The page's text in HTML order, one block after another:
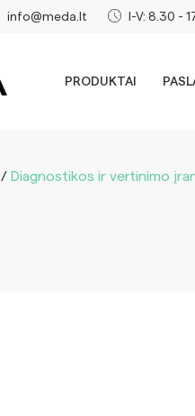
info@meda.lt I-V: 8.30 -
PRODUKTAI
/ Diagnostikos ir vertinimo